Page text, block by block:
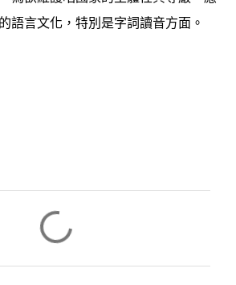
語言文化，特別是字詞讀音方面。